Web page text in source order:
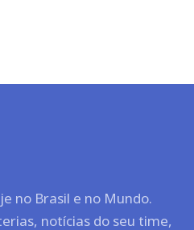
no Brasil e no Mundo.
notícias do seu time,